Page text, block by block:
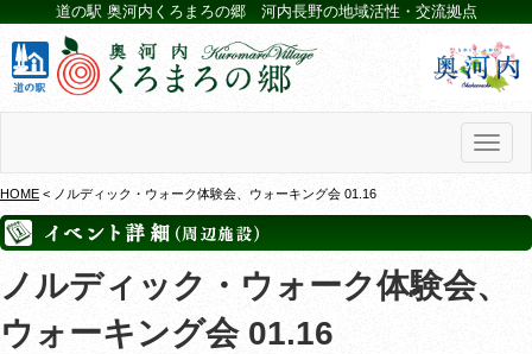
道の駅 奥河内くろまろの郷 河内長野の地域活性・交流拠点
HOME < ノルディック・ウォーク体験会、ウォーキング会 01.16
ノルディック・ウォーク体験会、
ウォーキング会 01.16